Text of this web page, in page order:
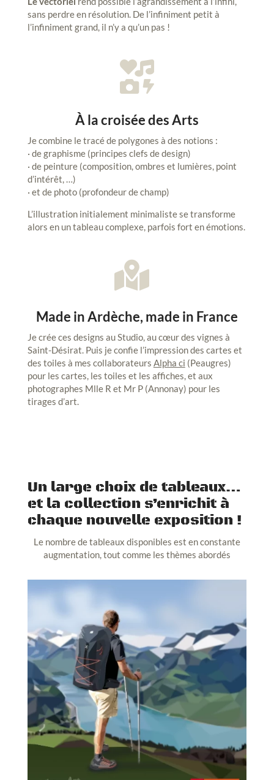
sans perdre en résolution. De l’infiniment petit à
l’infiniment grand, il n’y a qu’un pas !

À la croisée des Arts
Je combine le tracé de polygones à des notions :
· de graphisme (principes clefs de design)
· de peinture (composition, ombres et lumières, point
d’intérêt, …)
· et de photo (profondeur de champ)
L’illustration initialement minimaliste se transforme
alors en un tableau complexe, parfois fort en émotions.

Made in Ardèche, made in France
Je crée ces designs au Studio, au cœur des vignes à
Saint-Désirat. Puis je confie l’impression des cartes et
des toiles à mes collaborateurs Alpha ci (Peaugres)
pour les cartes, les toiles et les affiches, et aux
photographes Mlle R et Mr P (Annonay) pour les
tirages d’art.
Un large choix de tableaux…
et la collection s’enrichit à
chaque nouvelle exposition !
Le nombre de tableaux disponibles est en constante
augmentation, tout comme les thèmes abordés